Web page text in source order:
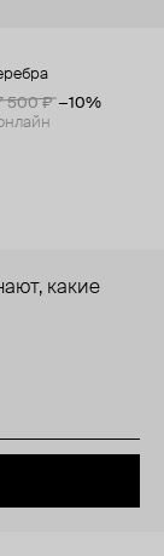
500 ₽ −10%
какие